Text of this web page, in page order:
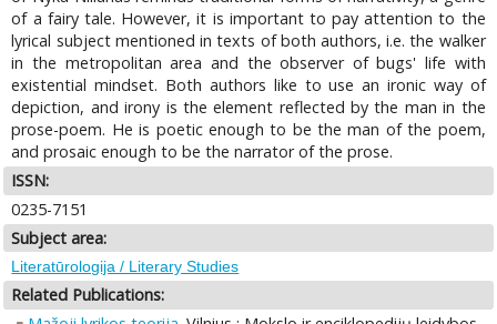
of a fairy tale. However, it is important to pay attention to the
lyrical subject mentioned in texts of both authors, i.e. the walker
in the metropolitan area and the observer of bugs' life with
existential mindset. Both authors like to use an ironic way of
depiction, and irony is the element reflected by the man in the
prose-poem. He is poetic enough to be the man of the poem,
and prosaic enough to be the narrator of the prose.
ISSN:
0235-7151
Subject area:
Literatūrologija / Literary Studies
Related Publications: